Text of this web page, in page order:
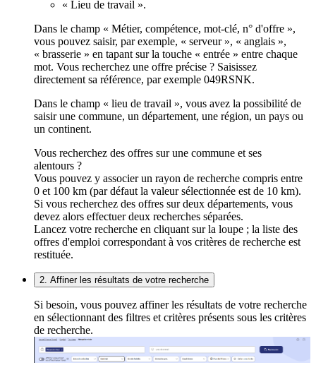
« Lieu de travail ».
Dans le champ « Métier, compétence, mot-clé, n° d'offre »,
vous pouvez saisir, par exemple, « serveur », « anglais »,
« brasserie » en tapant sur la touche « entrée » entre chaque
mot. Vous recherchez une offre précise ? Saisissez
directement sa référence, par exemple 049RSNK.
Dans le champ « lieu de travail », vous avez la possibilité de
saisir une commune, un département, une région, un pays ou
un continent.
Vous recherchez des offres sur une commune et ses
alentours ?
Vous pouvez y associer un rayon de recherche compris entre
0 et 100 km (par défaut la valeur sélectionnée est de 10 km).
Si vous recherchez des offres sur deux départements, vous
devez alors effectuer deux recherches séparées.
Lancez votre recherche en cliquant sur la loupe ; la liste des
offres d'emploi correspondant à vos critères de recherche est
restituée.
2. Affiner les résultats de votre recherche
Si besoin, vous pouvez affiner les résultats de votre recherche
en sélectionnant des filtres et critères présents sous les critères
de recherche.